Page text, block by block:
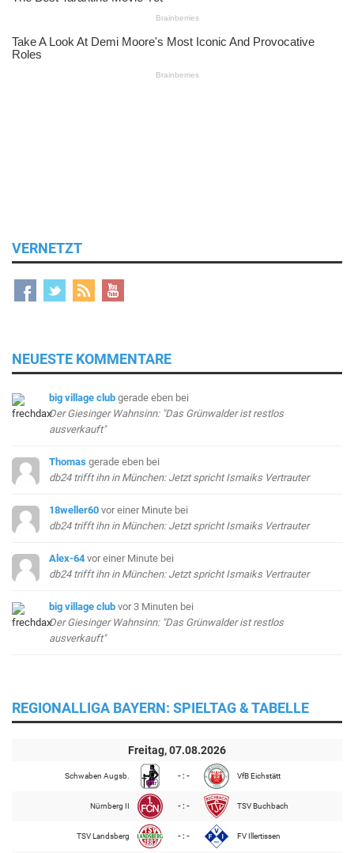
VERNETZT
NEUESTE KOMMENTARE
big village club gerade eben bei
Der Giesinger Wahnsinn: "Das Grünwalder ist restlos
ausverkauft"
Thomas gerade eben bei
db24 trifft ihn in München: Jetzt spricht Ismaiks Vertrauter
18weller60 vor einer Minute bei
db24 trifft ihn in München: Jetzt spricht Ismaiks Vertrauter
Alex-64 vor einer Minute bei
db24 trifft ihn in München: Jetzt spricht Ismaiks Vertrauter
big village club vor 3 Minuten bei
Der Giesinger Wahnsinn: "Das Grünwalder ist restlos
ausverkauft"
REGIONALLIGA BAYERN: SPIELTAG & TABELLE
Freitag, 07.08.2026
Schwaben Augsb. - : - VfB Eichstätt
Nürnberg II - : - TSV Buchbach
TSV Landsberg - : - FV Illertissen